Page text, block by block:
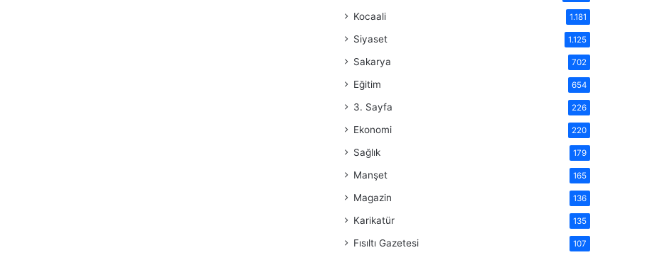
Kocaali 1.181
Siyaset 1.125
Sakarya 702
Eğitim 654
3. Sayfa 226
Ekonomi 220
Sağlık 179
Manşet 165
Magazin 136
Karikatür 135
Fısıltı Gazetesi 107